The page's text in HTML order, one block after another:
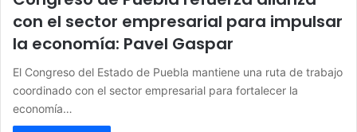
con el sector empresarial para impulsar
la economía: Pavel Gaspar
El Congreso del Estado de Puebla mantiene una ruta de trabajo
coordinado con el sector empresarial para fortalecer la
economía…